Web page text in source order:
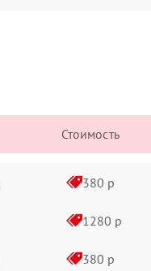
Стоимость
380 р
1280 р
380 р